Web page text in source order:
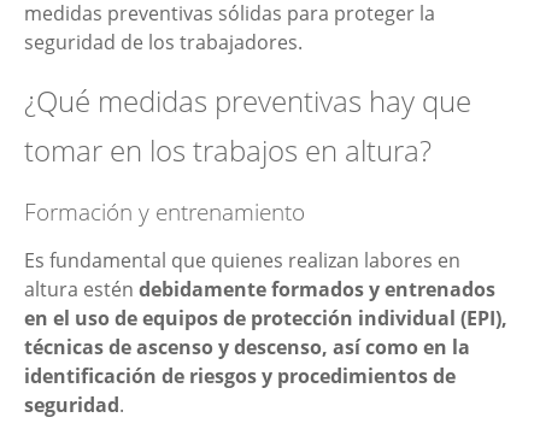
medidas preventivas sólidas para proteger la
seguridad de los trabajadores.
¿Qué medidas preventivas hay que
tomar en los trabajos en altura?
Formación y entrenamiento
Es fundamental que quienes realizan labores en
altura estén debidamente formados y entrenados
en el uso de equipos de protección individual (EPI),
técnicas de ascenso y descenso, así como en la
identificación de riesgos y procedimientos de
seguridad.